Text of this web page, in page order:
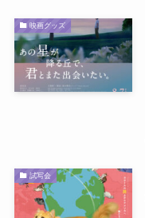
映画グッズ
試写会